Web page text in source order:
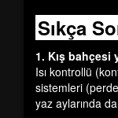
Sıkça
1. Kış bahçesi
Isı kontrollü
sistemleri
yaz aylarında